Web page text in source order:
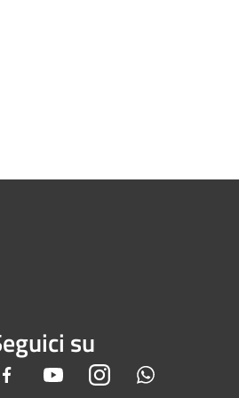
su
Facebook YoutubeInstagram